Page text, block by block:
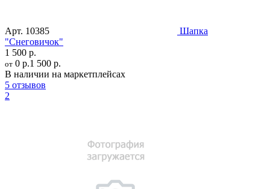
Арт. 10385
Шапка
"Снеговичок"
1 500 р.
от 0 р.1 500 р.
В наличии на маркетплейсах
5 отзывов
2